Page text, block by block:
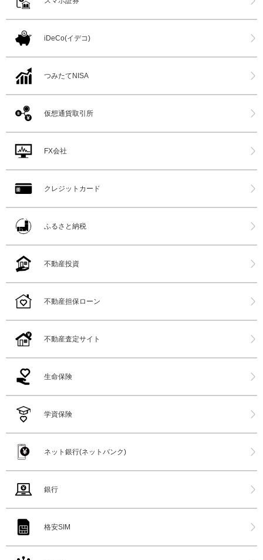
iDeCo(イデコ)
つみたてNISA
仮想通貨取引所
FX会社
クレジットカード
ふるさと納税
不動産投資
不動産担保ローン
不動産査定サイト
生命保険
学資保険
ネット銀行(ネットバンク)
銀行
格安SIM